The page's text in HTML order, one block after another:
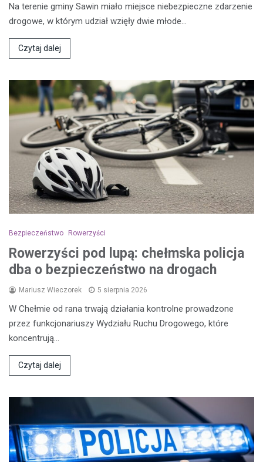
Na terenie gminy Sawin miało miejsce niebezpieczne zdarzenie
drogowe, w którym udział wzięły dwie młode…
Czytaj dalej
Bezpieczeństwo Rowerzyści
Rowerzyści pod lupą: chełmska policja
dba o bezpieczeństwo na drogach
Mariusz Wieczorek 5 sierpnia 2026
W Chełmie od rana trwają działania kontrolne prowadzone
przez funkcjonariuszy Wydziału Ruchu Drogowego, które
koncentrują…
Czytaj dalej